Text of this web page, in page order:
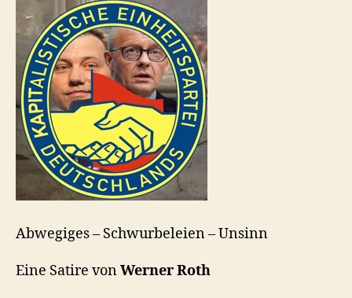
Abwegiges – Schwurbeleien – Unsinn
Eine Satire vonWerner Roth